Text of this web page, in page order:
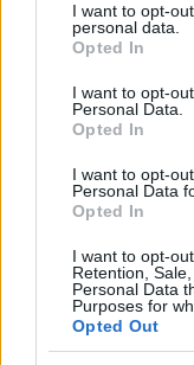
not limited to your
grant or deny
use your data for
consent section.
I want to opt-
personal data.
Opted In
I want to opt-
Personal Data.
Opted In
I want to opt-
Personal Data
Opted In
I want to opt-
Retention,
Personal Data
Purposes for
Opted Out
Πώς οι
φθηνότερο χρήμα
Ντόμινο θετικών
δρομολογεί ο νέος
αξιόχρεου.
23.03.2025 08:09